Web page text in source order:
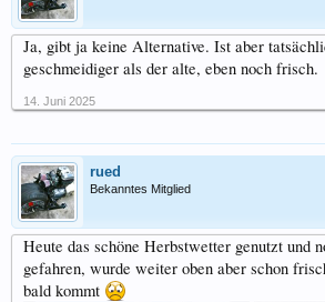
Ja, gibt ja keine Alternative. Ist aber
geschmeidiger als der alte, eben noch frisch.
14. Juni 2025
rued
Bekanntes Mitglied
Heute das schöne Herbstwetter genutzt und
gefahren, wurde weiter oben aber schon
bald kommt